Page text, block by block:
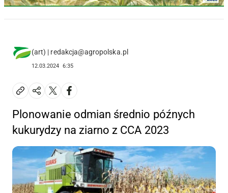
(art) | redakcja@agropolska.pl
12.03.2024 6:35
Plonowanie odmian średnio późnych
kukurydzy na ziarno z CCA 2023